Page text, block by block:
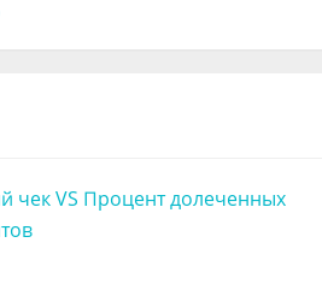
чек VS Процент долеченных